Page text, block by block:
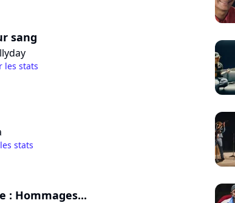
sang
les stats
stats
: Hommages...